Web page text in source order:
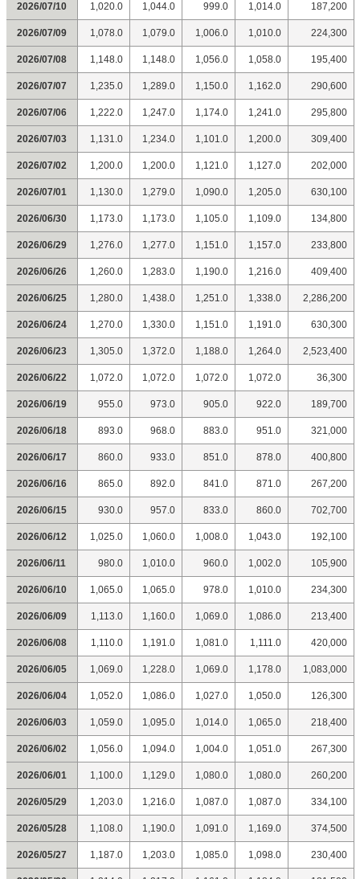
2026/07/10 1,020.0 1,044.0 999.0 1,014.0 187,200
2026/07/09 1,078.0 1,079.0 1,006.0 1,010.0 224,300
2026/07/08 1,148.0 1,148.0 1,056.0 1,058.0 195,400
2026/07/07 1,235.0 1,289.0 1,150.0 1,162.0 290,600
2026/07/06 1,222.0 1,247.0 1,174.0 1,241.0 295,800
2026/07/03 1,131.0 1,234.0 1,101.0 1,200.0 309,400
2026/07/02 1,200.0 1,200.0 1,121.0 1,127.0 202,000
2026/07/01 1,130.0 1,279.0 1,090.0 1,205.0 630,100
2026/06/30 1,173.0 1,173.0 1,105.0 1,109.0 134,800
2026/06/29 1,276.0 1,277.0 1,151.0 1,157.0 233,800
2026/06/26 1,260.0 1,283.0 1,190.0 1,216.0 409,400
2026/06/25 1,280.0 1,438.0 1,251.0 1,338.0 2,286,200
2026/06/24 1,270.0 1,330.0 1,151.0 1,191.0 630,300
2026/06/23 1,305.0 1,372.0 1,188.0 1,264.0 2,523,400
2026/06/22 1,072.0 1,072.0 1,072.0 1,072.0 36,300
2026/06/19 955.0 973.0 905.0 922.0 189,700
2026/06/18 893.0 968.0 883.0 951.0 321,000
2026/06/17 860.0 933.0 851.0 878.0 400,800
2026/06/16 865.0 892.0 841.0 871.0 267,200
2026/06/15 930.0 957.0 833.0 860.0 702,700
2026/06/12 1,025.0 1,060.0 1,008.0 1,043.0 192,100
2026/06/11 980.0 1,010.0 960.0 1,002.0 105,900
2026/06/10 1,065.0 1,065.0 978.0 1,010.0 234,300
2026/06/09 1,113.0 1,160.0 1,069.0 1,086.0 213,400
2026/06/08 1,110.0 1,191.0 1,081.0 1,111.0 420,000
2026/06/05 1,069.0 1,228.0 1,069.0 1,178.0 1,083,000
2026/06/04 1,052.0 1,086.0 1,027.0 1,050.0 126,300
2026/06/03 1,059.0 1,095.0 1,014.0 1,065.0 218,400
2026/06/02 1,056.0 1,094.0 1,004.0 1,051.0 267,300
2026/06/01 1,100.0 1,129.0 1,080.0 1,080.0 260,200
2026/05/29 1,203.0 1,216.0 1,087.0 1,087.0 334,100
2026/05/28 1,108.0 1,190.0 1,091.0 1,169.0 374,500
2026/05/27 1,187.0 1,203.0 1,085.0 1,098.0 230,400